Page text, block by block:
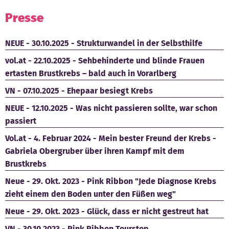
Kontakt
Presse
NEUE - 30.10.2025 - Strukturwandel in der Selbsthilfe
vol.at - 22.10.2025 - Sehbehinderte und blinde Frauen
ertasten Brustkrebs – bald auch in Vorarlberg
VN - 07.10.2025 - Ehepaar besiegt Krebs
NEUE - 12.10.2025 - Was nicht passieren sollte, war schon
passiert
Vol.at - 4. Februar 2024 - Mein bester Freund der Krebs -
Gabriela Obergruber über ihren Kampf mit dem
Brustkrebs
Neue - 29. Okt. 2023 - Pink Ribbon "Jede Diagnose Krebs
zieht einem den Boden unter den Füßen weg"
Neue - 29. Okt. 2023 - Glück, dass er nicht gestreut hat